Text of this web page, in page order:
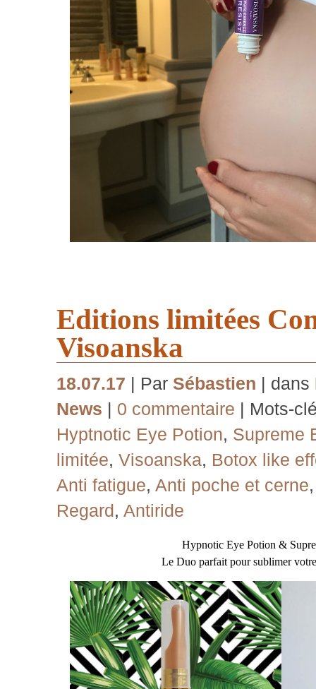
Editions limitées
Visoanska
18.07.17 | Par Sébastien | dans
News | 0 commentaire | Mots-
Hyptnotic Eye Potion, Supreme
limitée, Visoanska, Botox like
Anti fatigue, Anti poche et cerne
Regard, Antiride
Hypnotic Eye Potion &
Le Duo parfait pour sublimer